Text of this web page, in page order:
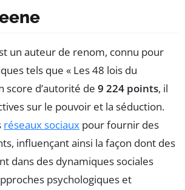
un auteur de renom, connu pour
tels que « Les 48 lois du
score d’autorité de 9 224 points, il
sur le pouvoir et la séduction.
réseaux sociaux pour fournir des
influençant ainsi la façon dont des
dans des dynamiques sociales
psychologiques et